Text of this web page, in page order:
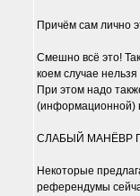
Причём сам лично
Смешно всё это!
коем случае
При этом надо
(информационной)
СЛАБЫЙ МАНЁВР
Некоторые
референдумы